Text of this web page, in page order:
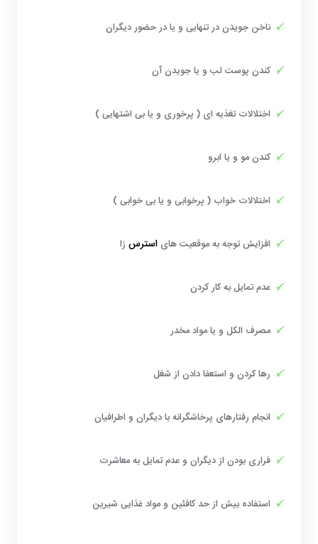
ناخن جویدن در تنهایی و یا در حضور دیگران
کندن پوست لب و یا جویدن آن
اختلالات تغذیه ای ( پرخوری و یا بی اشتهایی )
کندن مو و یا ابرو
اختلالات خواب ( پرخوابی و یا بی خوابی )
افزایش توجه به موقعیت هایاسترس زا
عدم تمایل به کار کردن
مصرف الکل و یا مواد مخدر
رها کردن و استعفا دادن از شغل
انجام رفتارهای پرخاشگرانه با دیگران و اطرافیان
فراری بودن از دیگران و عدم تمایل به معاشرت
استفاده بیش از حد کافئین و مواد غذایی شیرین